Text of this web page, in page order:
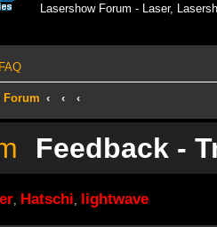
Lasershow Forum - Laser,
FAQ
Forum
Feedback -
Hatschi lightwave